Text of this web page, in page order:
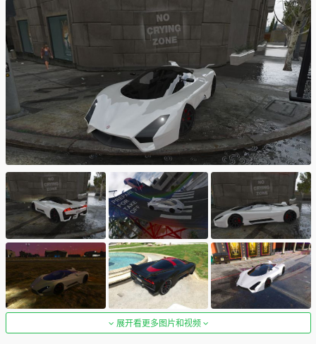
展开看更多图片和视频